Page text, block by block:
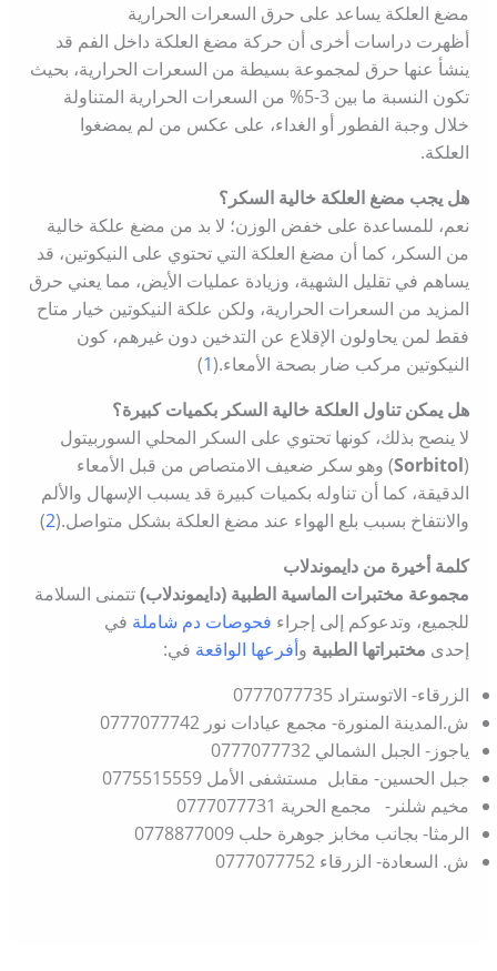
مضغ العلكة يساعد على حرق السعرات الحرارية
أظهرت دراسات أخرى أن حركة مضغ العلكة داخل الفم قد
ينشأ عنها حرق لمجموعة بسيطة من السعرات الحرارية، بحيث
تكون النسبة ما بين 3-5% من السعرات الحرارية المتناولة
خلال وجبة الفطور أو الغداء، على عكس من لم يمضغوا
العلكة.
هل يجب مضغ العلكة خالية السكر؟
نعم، للمساعدة على خفض الوزن؛ لا بد من مضغ علكة خالية
من السكر، كما أن مضغ العلكة التي تحتوي على النيكوتين، قد
يساهم في تقليل الشهية، وزيادة عمليات الأيض، مما يعني حرق
المزيد من السعرات الحرارية، ولكن علكة النيكوتين خيار متاح
فقط لمن يحاولون الإقلاع عن التدخين دون غيرهم، كون
النيكوتين مركب ضار بصحة الأمعاء.(1
)
هل يمكن تناول العلكة خالية السكر بكميات كبيرة؟
لا ينصح بذلك، كونها تحتوي على السكر المحلي السوربيتول
(
Sorbitol) وهو سكر ضعيف الامتصاص من قبل الأمعاء
الدقيقة، كما أن تناوله بكميات كبيرة قد يسبب الإسهال والألم
والانتفاخ بسبب بلع الهواء عند مضغ العلكة بشكل متواصل.(2
)
كلمة أخيرة من دايموندلاب
مجموعة مختبرات الماسية الطبية (دايموندلاب)تتمنى السلامة
للجميع، وتدعوكم إلى إجراء فحوصات دم شاملة في
إحدى مختبراتها الطبية وأفرعها الواقعة في:
الزرقاء- الاتوستراد 0777077735
ش.المدينة المنورة- مجمع عيادات نور 0777077742
ياجوز- الجبل الشمالي 0777077732
جبل الحسين- مقابل مستشفى الأمل 0775515559
مخيم شلنر- مجمع الحرية 0777077731
الرمثا- بجانب مخابز جوهرة حلب 0778877009
ش. السعادة- الزرقاء 0777077752